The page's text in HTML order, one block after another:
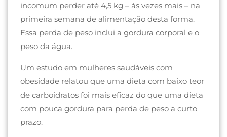
incomum perder até 4,5 kg – às vezes mais – na
primeira semana de alimentação desta forma.
Essa perda de peso inclui a gordura corporal e o
peso da água.
Um estudo em mulheres saudáveis ​​com
obesidade relatou que uma dieta com baixo teor
de carboidratos foi mais eficaz do que uma dieta
com pouca gordura para perda de peso a curto
prazo.